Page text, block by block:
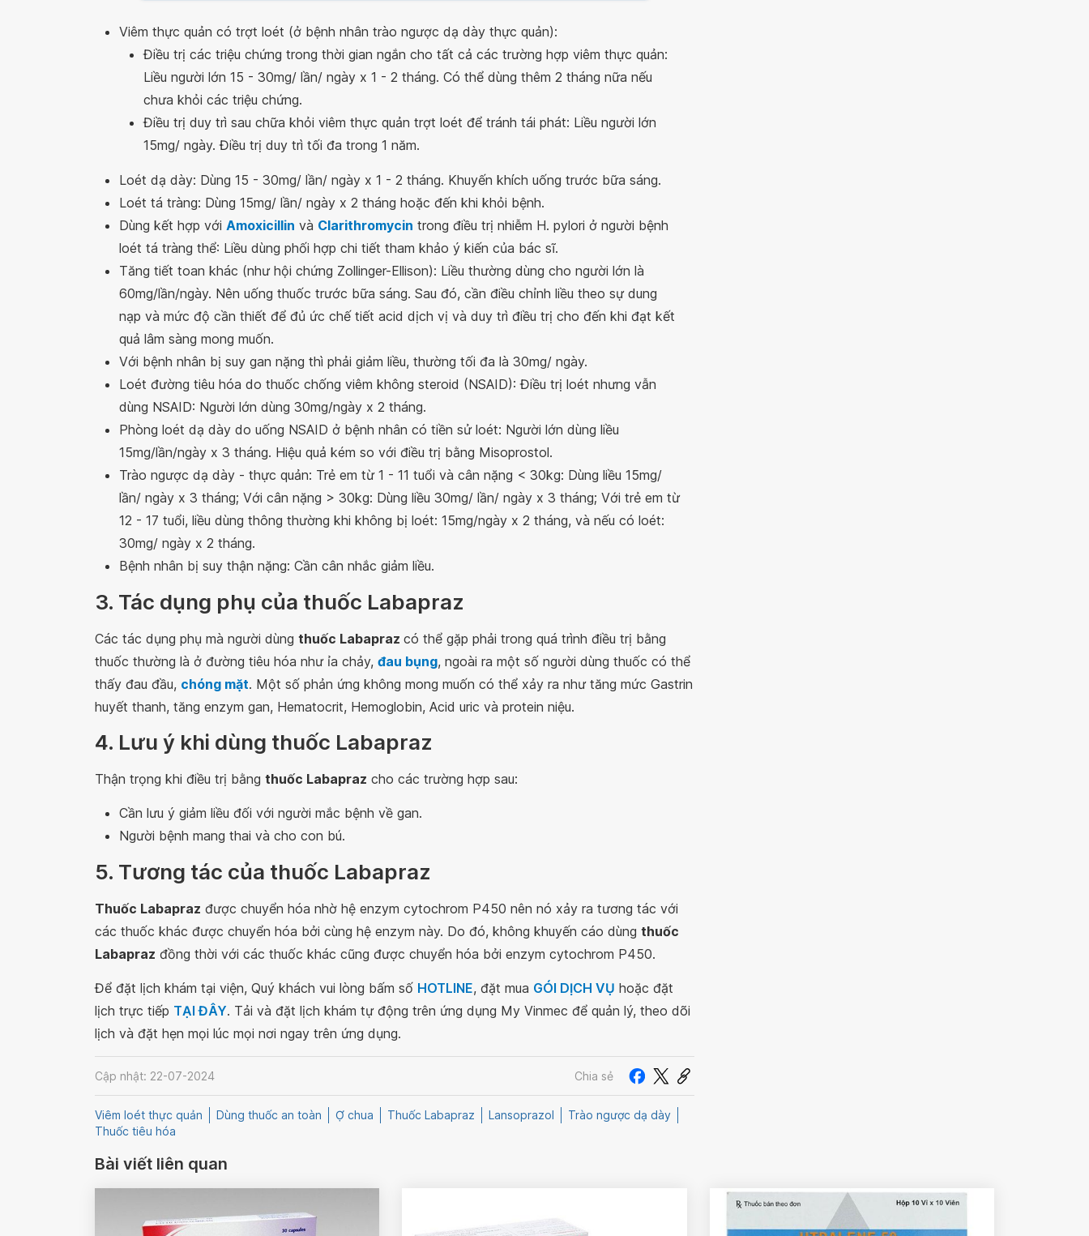
Viêm thực quản có trợt loét (ở bệnh nhân trào ngược dạ dày thực quản):
Điều trị các triệu chứng trong thời gian ngắn cho tất cả các trường hợp viêm thực quản:
Liều người lớn 15 - 30mg/ lần/ ngày x 1 - 2 tháng. Có thể dùng thêm 2 tháng nữa nếu
chưa khỏi các triệu chứng.
Điều trị duy trì sau chữa khỏi viêm thực quản trợt loét để tránh tái phát: Liều người lớn
15mg/ ngày. Điều trị duy trì tối đa trong 1 năm.
Loét dạ dày: Dùng 15 - 30mg/ lần/ ngày x 1 - 2 tháng. Khuyến khích uống trước bữa sáng.
Loét tá tràng: Dùng 15mg/ lần/ ngày x 2 tháng hoặc đến khi khỏi bệnh.
Dùng kết hợp với Amoxicillin và Clarithromycin trong điều trị nhiễm H. pylori ở người bệnh
loét tá tràng thể: Liều dùng phối hợp chi tiết tham khảo ý kiến của bác sĩ.
Tăng tiết toan khác (như hội chứng Zollinger-Ellison): Liều thường dùng cho người lớn là
60mg/lần/ngày. Nên uống thuốc trước bữa sáng. Sau đó, cần điều chỉnh liều theo sự dung
nạp và mức độ cần thiết để đủ ức chế tiết acid dịch vị và duy trì điều trị cho đến khi đạt kết
quả lâm sàng mong muốn.
Với bệnh nhân bị suy gan nặng thì phải giảm liều, thường tối đa là 30mg/ ngày.
Loét đường tiêu hóa do thuốc chống viêm không steroid (NSAID): Điều trị loét nhưng vẫn
dùng NSAID: Người lớn dùng 30mg/ngày x 2 tháng.
Phòng loét dạ dày do uống NSAID ở bệnh nhân có tiền sử loét: Người lớn dùng liều
15mg/lần/ngày x 3 tháng. Hiệu quả kém so với điều trị bằng Misoprostol.
Trào ngược dạ dày - thực quản: Trẻ em từ 1 - 11 tuổi và cân nặng < 30kg: Dùng liều 15mg/
lần/ ngày x 3 tháng; Với cân nặng > 30kg: Dùng liều 30mg/ lần/ ngày x 3 tháng; Với trẻ em từ
12 - 17 tuổi, liều dùng thông thường khi không bị loét: 15mg/ngày x 2 tháng, và nếu có loét:
30mg/ ngày x 2 tháng.
Bệnh nhân bị suy thận nặng: Cần cân nhắc giảm liều.
3. Tác dụng phụ của thuốc Labapraz
Các tác dụng phụ mà người dùng thuốc Labapraz có thể gặp phải trong quá trình điều trị bằng
thuốc thường là ở đường tiêu hóa như ỉa chảy, đau bụng, ngoài ra một số người dùng thuốc có thể
thấy đau đầu, chóng mặt. Một số phản ứng không mong muốn có thể xảy ra như tăng mức Gastrin
huyết thanh, tăng enzym gan, Hematocrit, Hemoglobin, Acid uric và protein niệu.
4. Lưu ý khi dùng thuốc Labapraz
Thận trọng khi điều trị bằng thuốc Labapraz cho các trường hợp sau:
Cần lưu ý giảm liều đối với người mắc bệnh về gan.
Người bệnh mang thai và cho con bú.
5. Tương tác của thuốc Labapraz
Thuốc Labapraz được chuyển hóa nhờ hệ enzym cytochrom P450 nên nó xảy ra tương tác với
các thuốc khác được chuyển hóa bởi cùng hệ enzym này. Do đó, không khuyến cáo dùng thuốc
Labapraz đồng thời với các thuốc khác cũng được chuyển hóa bởi enzym cytochrom P450.
Để đặt lịch khám tại viện, Quý khách vui lòng bấm số HOTLINE, đặt mua GÓI DỊCH VỤ hoặc đặt
lịch trực tiếp TẠI ĐÂY. Tải và đặt lịch khám tự động trên ứng dụng My Vinmec để quản lý, theo dõi
lịch và đặt hẹn mọi lúc mọi nơi ngay trên ứng dụng.
Cập nhật: 22-07-2024 Chia sẻ
Viêm loét thực quản Dùng thuốc an toàn Ợ chua Thuốc Labapraz Lansoprazol
Trào ngược dạ dày
Thuốc tiêu hóa
Bài viết liên quan